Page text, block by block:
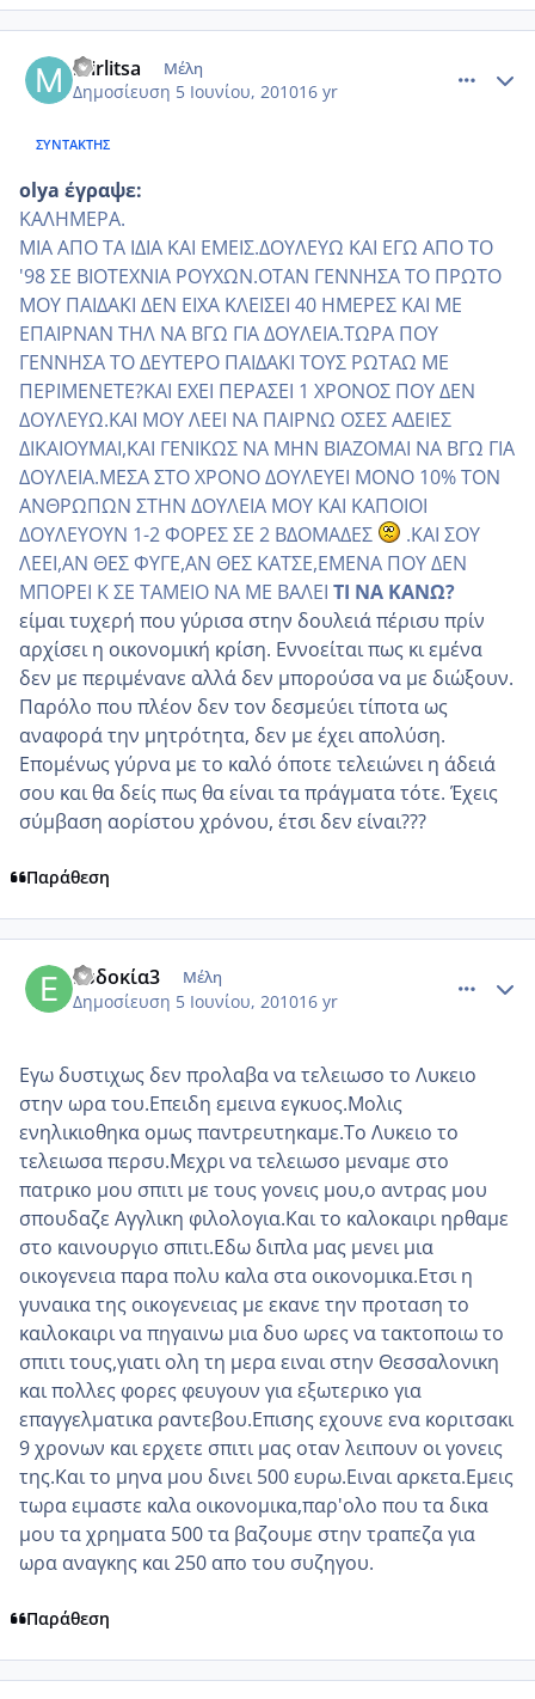
mirlitsa Μέλη
Δημοσίευση 5 Ιουνίου, 201016 yr
ΣΥΝΤΆΚΤΗΣ
olya έγραψε:
ΚΑΛΗΜΕΡΑ.
ΜΙΑ ΑΠΟ ΤΑ ΙΔΙΑ ΚΑΙ ΕΜΕΙΣ.ΔΟΥΛΕΥΩ ΚΑΙ ΕΓΩ ΑΠΟ ΤΟ
'98 ΣΕ ΒΙΟΤΕΧΝΙΑ ΡΟΥΧΩΝ.ΟΤΑΝ ΓΕΝΝΗΣΑ ΤΟ ΠΡΩΤΟ
ΜΟΥ ΠΑΙΔΑΚΙ ΔΕΝ ΕΙΧΑ ΚΛΕΙΣΕΙ 40 ΗΜΕΡΕΣ ΚΑΙ ΜΕ
ΕΠΑΙΡΝΑΝ ΤΗΛ ΝΑ ΒΓΩ ΓΙΑ ΔΟΥΛΕΙΑ.ΤΩΡΑ ΠΟΥ
ΓΕΝΝΗΣΑ ΤΟ ΔΕΥΤΕΡΟ ΠΑΙΔΑΚΙ ΤΟΥΣ ΡΩΤΑΩ ΜΕ
ΠΕΡΙΜΕΝΕΤΕ?ΚΑΙ ΕΧΕΙ ΠΕΡΑΣΕΙ 1 ΧΡΟΝΟΣ ΠΟΥ ΔΕΝ
ΔΟΥΛΕΥΩ.ΚΑΙ ΜΟΥ ΛΕΕΙ ΝΑ ΠΑΙΡΝΩ ΟΣΕΣ ΑΔΕΙΕΣ
ΔΙΚΑΙΟΥΜΑΙ,ΚΑΙ ΓΕΝΙΚΩΣ ΝΑ ΜΗΝ ΒΙΑΖΟΜΑΙ ΝΑ ΒΓΩ ΓΙΑ
ΔΟΥΛΕΙΑ.ΜΕΣΑ ΣΤΟ ΧΡΟΝΟ ΔΟΥΛΕΥΕΙ ΜΟΝΟ 10% ΤΟΝ
ΑΝΘΡΩΠΩΝ ΣΤΗΝ ΔΟΥΛΕΙΑ ΜΟΥ ΚΑΙ ΚΑΠΟΙΟΙ
ΔΟΥΛΕΥΟΥΝ 1-2 ΦΟΡΕΣ ΣΕ 2 ΒΔΟΜΑΔΕΣ
.ΚΑΙ ΣΟΥ
ΛΕΕΙ,ΑΝ ΘΕΣ ΦΥΓΕ,ΑΝ ΘΕΣ ΚΑΤΣΕ,ΕΜΕΝΑ ΠΟΥ ΔΕΝ
ΜΠΟΡΕΙ Κ ΣΕ ΤΑΜΕΙΟ ΝΑ ΜΕ ΒΑΛΕΙ ΤΙ ΝΑ ΚΑΝΩ?
είμαι τυχερή που γύρισα στην δουλειά πέρισυ πρίν
αρχίσει η οικονομική κρίση. Εννοείται πως κι εμένα
δεν με περιμένανε αλλά δεν μπορούσα να με διώξουν.
Παρόλο που πλέον δεν τον δεσμεύει τίποτα ως
αναφορά την μητρότητα, δεν με έχει απολύση.
Επομένως γύρνα με το καλό όποτε τελειώνει η άδειά
σου και θα δείς πως θα είναι τα πράγματα τότε. Έχεις
σύμβαση αορίστου χρόνου, έτσι δεν είναι???
Παράθεση
Ευδοκία3 Μέλη
Δημοσίευση 5 Ιουνίου, 201016 yr
Εγω δυστιχως δεν προλαβα να τελειωσο το Λυκειο
στην ωρα του.Επειδη εμεινα εγκυος.Μολις
ενηλικιοθηκα ομως παντρευτηκαμε.Το Λυκειο το
τελειωσα περσυ.Μεχρι να τελειωσο μεναμε στο
πατρικο μου σπιτι με τους γονεις μου,ο αντρας μου
σπουδαζε Αγγλικη φιλολογια.Και το καλοκαιρι ηρθαμε
στο καινουργιο σπιτι.Εδω διπλα μας μενει μια
οικογενεια παρα πολυ καλα στα οικονομικα.Ετσι η
γυναικα της οικογενειας με εκανε την προταση το
καιλοκαιρι να πηγαινω μια δυο ωρες να τακτοποιω το
σπιτι τους,γιατι ολη τη μερα ειναι στην Θεσσαλονικη
και πολλες φορες φευγουν για εξωτερικο για
επαγγελματικα ραντεβου.Επισης εχουνε ενα κοριτσακι
9 χρονων και ερχετε σπιτι μας οταν λειπουν οι γονεις
της.Και το μηνα μου δινει 500 ευρω.Ειναι αρκετα.Εμεις
τωρα ειμαστε καλα οικονομικα,παρ'ολο που τα δικα
μου τα χρηματα 500 τα βαζουμε στην τραπεζα για
ωρα αναγκης και 250 απο του συζηγου.
Παράθεση